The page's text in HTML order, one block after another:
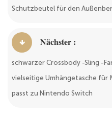
Schutzbeutel für den
Nächster :
schwarzer Crossbody -Sling -
vielseitige Umhängetasche für
passt zu Nintendo Switch